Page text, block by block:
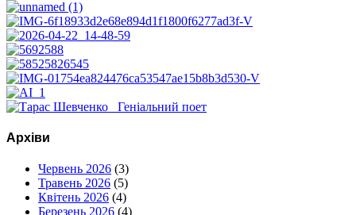
Архіви
Червень 2026 (3)
Травень 2026 (5)
Квітень 2026 (4)
Березень 2026 (4)